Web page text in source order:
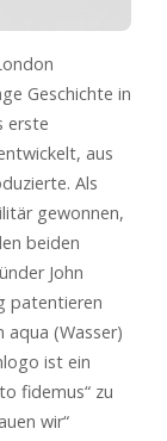
Geschichte in
erste
aus
Als
gewonnen,
beiden
John
patentieren
aqua (Wasser)
ist ein
fidemus“ zu
wir“